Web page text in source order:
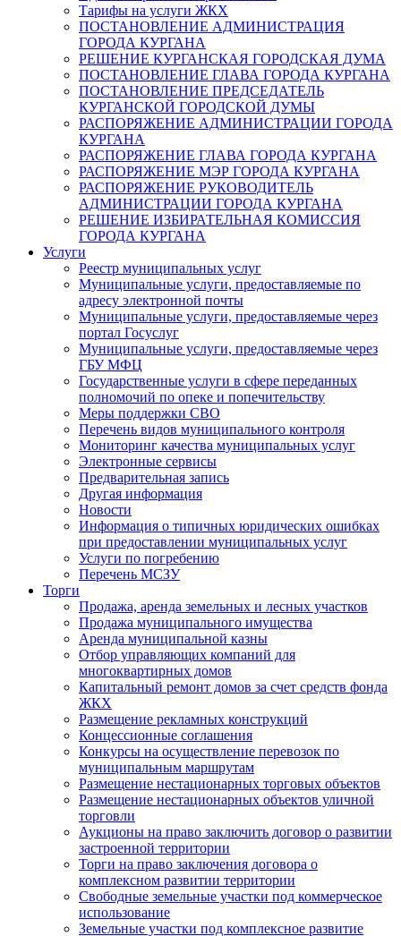
Тарифы на услуги ЖКХ
ПОСТАНОВЛЕНИЕ АДМИНИСТРАЦИЯ
ГОРОДА КУРГАНА
РЕШЕНИЕ КУРГАНСКАЯ ГОРОДСКАЯ ДУМА
ПОСТАНОВЛЕНИЕ ГЛАВА ГОРОДА КУРГАНА
ПОСТАНОВЛЕНИЕ ПРЕДСЕДАТЕЛЬ
КУРГАНСКОЙ ГОРОДСКОЙ ДУМЫ
РАСПОРЯЖЕНИЕ АДМИНИСТРАЦИИ ГОРОДА
КУРГАНА
РАСПОРЯЖЕНИЕ ГЛАВА ГОРОДА КУРГАНА
РАСПОРЯЖЕНИЕ МЭР ГОРОДА КУРГАНА
РАСПОРЯЖЕНИЕ РУКОВОДИТЕЛЬ
АДМИНИСТРАЦИИ ГОРОДА КУРГАНА
РЕШЕНИЕ ИЗБИРАТЕЛЬНАЯ КОМИССИЯ
ГОРОДА КУРГАНА
Услуги
Реестр муниципальных услуг
Муниципальные услуги, предоставляемые по
адресу электронной почты
Муниципальные услуги, предоставляемые через
портал Госуслуг
Муниципальные услуги, предоставляемые через
ГБУ МФЦ
Государственные услуги в сфере переданных
полномочий по опеке и попечительству
Меры поддержки СВО
Перечень видов муниципального контроля
Мониторинг качества муниципальных услуг
Электронные сервисы
Предварительная запись
Другая информация
Новости
Информация о типичных юридических ошибках
при предоставлении муниципальных услуг
Услуги по погребению
Перечень МСЗУ
Торги
Продажа, аренда земельных и лесных участков
Продажа муниципального имущества
Аренда муниципальной казны
Отбор управляющих компаний для
многоквартирных домов
Капитальный ремонт домов за счет средств фонда
ЖКХ
Размещение рекламных конструкций
Концессионные соглашения
Конкурсы на осуществление перевозок по
муниципальным маршрутам
Размещение нестационарных торговых объектов
Размещение нестационарных объектов уличной
торговли
Аукционы на право заключить договор о развитии
застроенной территории
Торги на право заключения договора о
комплексном развитии территории
Свободные земельные участки под коммерческое
использование
Земельные участки под комплексное развитие